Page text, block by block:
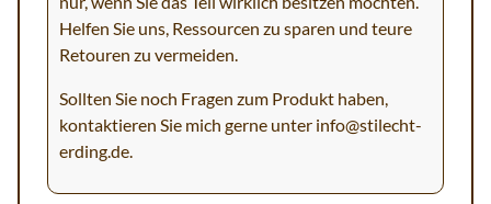
Helfen Sie uns, Ressourcen zu sparen und teure
Retouren zu vermeiden.
Sollten Sie noch Fragen zum Produkt haben,
kontaktieren Sie mich gerne unter info@stilecht-
erding.de.